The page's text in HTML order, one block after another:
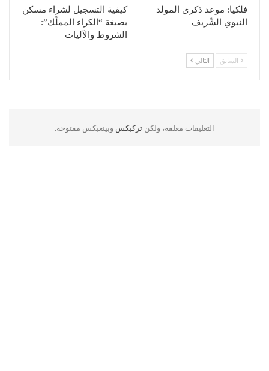
فلكيا: موعد ذكرى المولد
النبوي الشّريف
كيفية التسجيل لشراء مسكن
بصيغة “الكراء المملّك”:
الشروط والآليات
السابق التالي
التعليقات مغلقة، ولكن تركبكس وبينغبكس مفتوحة.